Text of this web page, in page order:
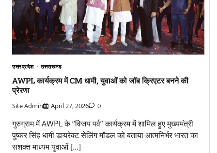
उत्तरप्रदेश उत्तराखण्ड
AWPL कार्यक्रम में CM धामी, युवाओं को जॉब क्रिएटर बनने की
प्रेरणा
Site Admin April 27, 2026 0
गुरुग्राम में AWPL के “विजय पर्व” कार्यक्रम में शामिल हुए मुख्यमंत्री
पुष्कर सिंह धामी डायरेक्ट सेलिंग मॉडल को बताया आत्मनिर्भर भारत का
सशक्त माध्यम युवाओं […]